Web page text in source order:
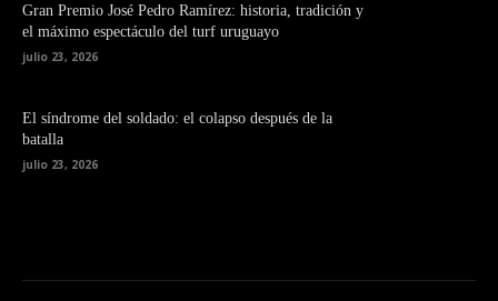
Gran Premio José Pedro Ramírez: historia, tradición y
el máximo espectáculo del turf uruguayo
julio 23, 2026
El síndrome del soldado: el colapso después de la
batalla
julio 23, 2026